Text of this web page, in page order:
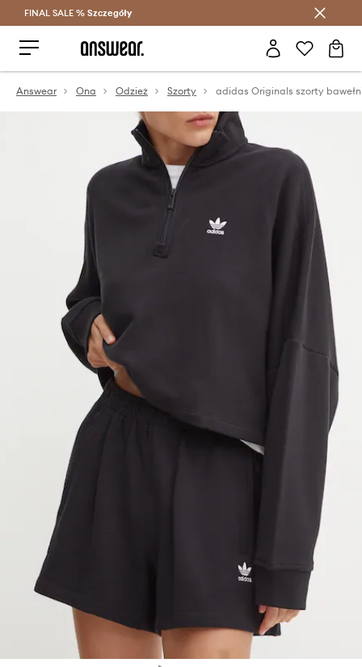
Oszczędzaj z Answear Club >
FINAL SALE % Szczegóły
Answear Ona Odzież Szorty